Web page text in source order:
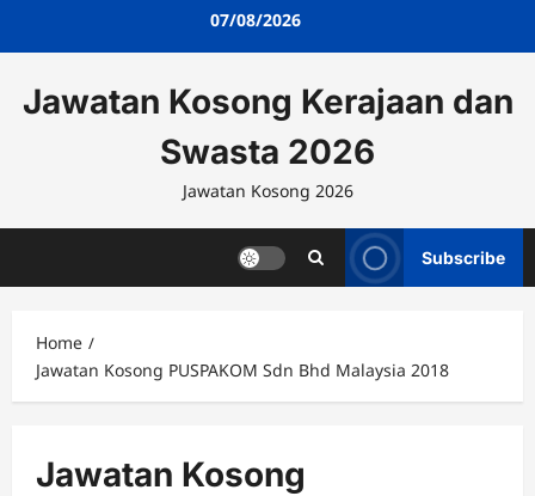
07/08/2026
Jawatan Kosong Kerajaan dan
Swasta 2026
Jawatan Kosong 2026
Subscribe
Home
Jawatan Kosong PUSPAKOM Sdn Bhd Malaysia 2018
Jawatan Kosong